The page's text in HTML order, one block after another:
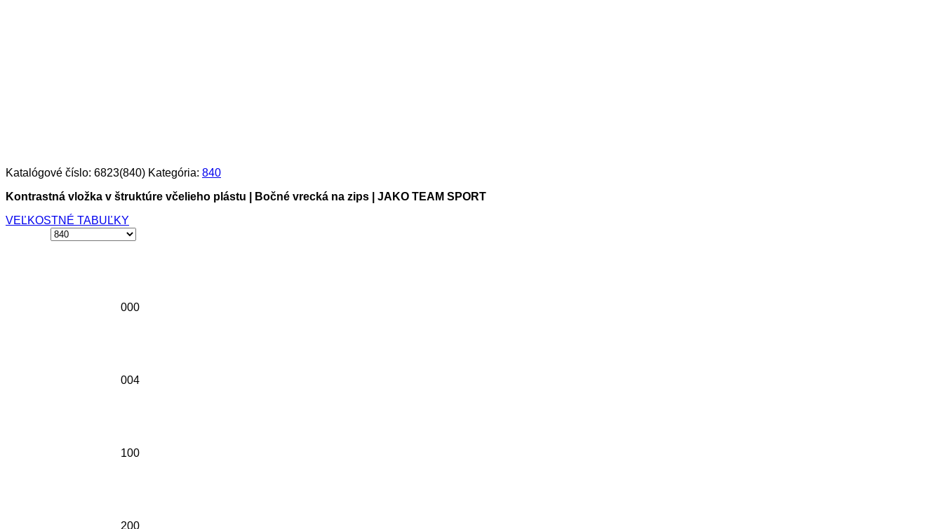
Katalógové číslo: 6823(840) Kategória: 840
Kontrastná vložka v štruktúre včelieho plástu | Bočné vrecká na zips | JAKO TEAM SPORT
VEĽKOSTNÉ TABUĽKY
000
004
100
200